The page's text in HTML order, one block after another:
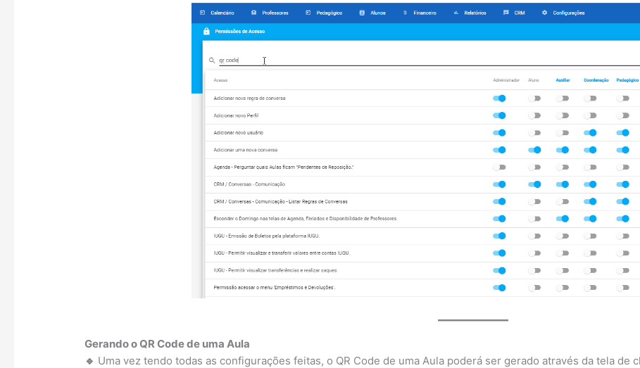
Gerando o QR Code de uma Aula
🔹 Uma vez tendo todas as configurações feitas, o QR Code de uma Aula poderá ser gerado através da tela de